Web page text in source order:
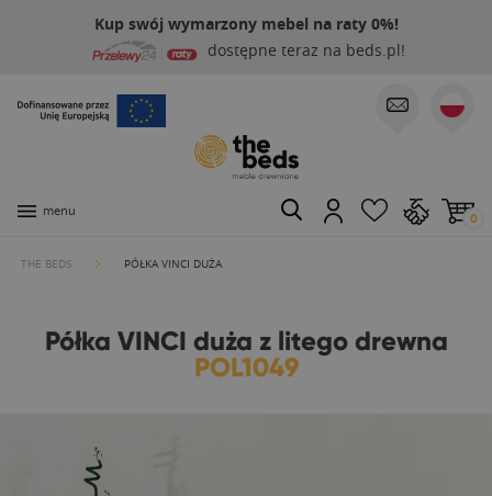
Kup swój wymarzony mebel na raty 0%!
dostępne teraz na beds.pl!
menu 0
THE BEDS PÓŁKA VINCI DUŻA
Półka VINCI duża z litego drewna
POL1049